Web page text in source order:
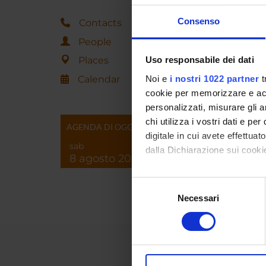
Consenso
Uso responsabile dei dati
Noi e i nostri 1022 partner
cookie per memorizzare e
personalizzati, misurare gli
chi utilizza i vostri dati e per
digitale in cui avete
dalla Dichiarazione sui
Con il tuo consenso,
raccogliere
digitali).
modificare o ritirare il tuo
Necessari
Contacts
People
Places
Calendar
AGENDA DI OGGI
sab
8 agosto 2026
main